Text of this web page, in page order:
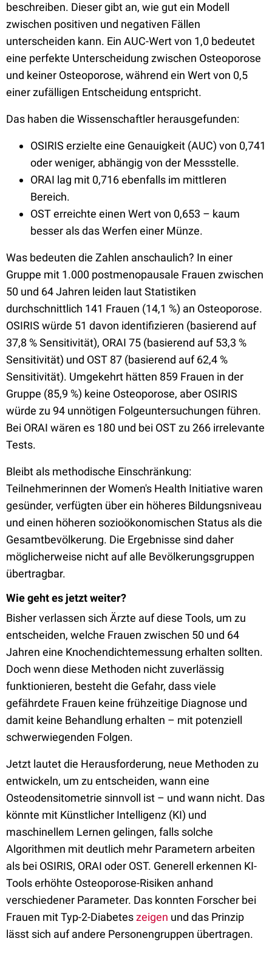
beschreiben. Dieser gibt an, wie gut ein Modell
zwischen positiven und negativen Fällen
unterscheiden kann. Ein AUC-Wert von 1,0 bedeutet
eine perfekte Unterscheidung zwischen Osteoporose
und keiner Osteoporose, während ein Wert von 0,5
einer zufälligen Entscheidung entspricht.
Das haben die Wissenschaftler herausgefunden:
OSIRIS erzielte eine Genauigkeit (AUC) von 0,741
oder weniger, abhängig von der Messstelle.
ORAI lag mit 0,716 ebenfalls im mittleren
Bereich.
OST erreichte einen Wert von 0,653 – kaum
besser als das Werfen einer Münze.
Was bedeuten die Zahlen anschaulich? In einer
Gruppe mit 1.000 postmenopausale Frauen zwischen
50 und 64 Jahren leiden laut Statistiken
durchschnittlich 141 Frauen (14,1 %) an Osteoporose.
OSIRIS würde 51 davon identifizieren (basierend auf
37,8 % Sensitivität), ORAI 75 (basierend auf 53,3 %
Sensitivität) und OST 87 (basierend auf 62,4 %
Sensitivität). Umgekehrt hätten 859 Frauen in der
Gruppe (85,9 %) keine Osteoporose, aber OSIRIS
würde zu 94 unnötigen Folgeuntersuchungen führen.
Bei ORAI wären es 180 und bei OST zu 266 irrelevante
Tests.
Bleibt als methodische Einschränkung:
Teilnehmerinnen der Women's Health Initiative waren
gesünder, verfügten über ein höheres Bildungsniveau
und einen höheren sozioökonomischen Status als die
Gesamtbevölkerung. Die Ergebnisse sind daher
möglicherweise nicht auf alle Bevölkerungsgruppen
übertragbar.
Wie geht es jetzt weiter?
Bisher verlassen sich Ärzte auf diese Tools, um zu
entscheiden, welche Frauen zwischen 50 und 64
Jahren eine Knochendichtemessung erhalten sollten.
Doch wenn diese Methoden nicht zuverlässig
funktionieren, besteht die Gefahr, dass viele
gefährdete Frauen keine frühzeitige Diagnose und
damit keine Behandlung erhalten – mit potenziell
schwerwiegenden Folgen.
Jetzt lautet die Herausforderung, neue Methoden zu
entwickeln, um zu entscheiden, wann eine
Osteodensitometrie sinnvoll ist – und wann nicht. Das
könnte mit Künstlicher Intelligenz (KI) und
maschinellem Lernen gelingen, falls solche
Algorithmen mit deutlich mehr Parametern arbeiten
als bei OSIRIS, ORAI oder OST. Generell erkennen KI-
Tools erhöhte Osteoporose-Risiken anhand
verschiedener Parameter. Das konnten Forscher bei
Frauen mit Typ-2-Diabeteszeigen und das Prinzip
lässt sich auf andere Personengruppen übertragen.